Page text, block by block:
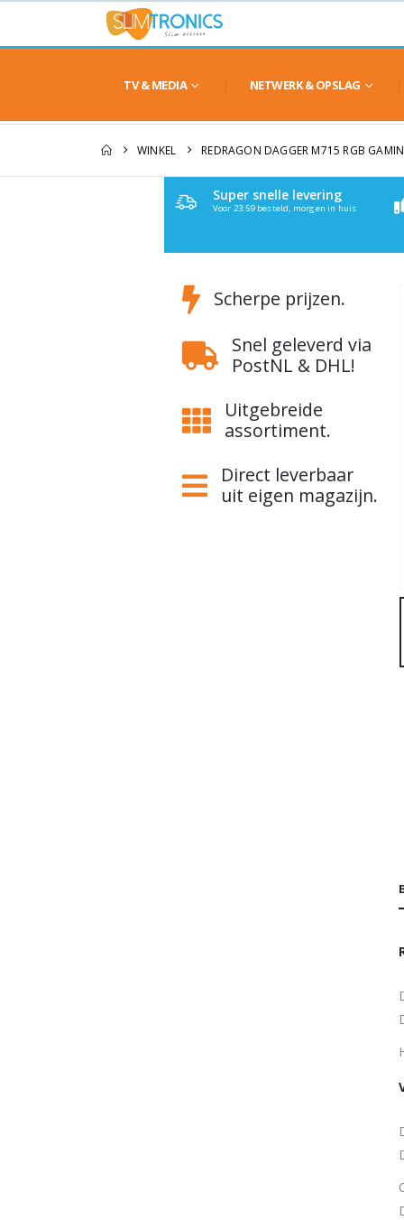
TV & MEDIA NETWERK & OPSLAG
WINKEL REDRAGON DAGGER M715 RGB
Super snelle levering
Voor 23:59 besteld, morgen in huis
Scherpe prijzen.
Snel geleverd via
PostNL & DHL!
Uitgebreide
assortiment.
Direct leverbaar
uit eigen magazijn.